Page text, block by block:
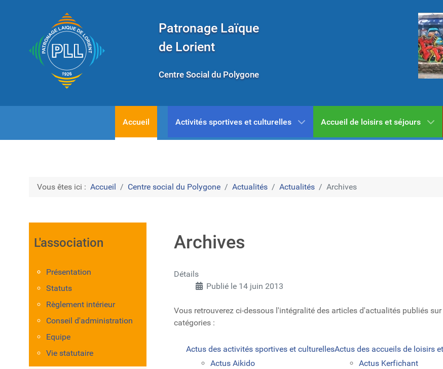
Patronage Laïque
de Lorient
Centre Social du Polygone
Accueil Activités sportives et culturelles Accueil de loisirs et séjours
Vous êtes ici : Accueil Centre social du Polygone Actualités Actualités Archives
L'association
Présentation
Statuts
Règlement intérieur
Conseil d'administration
Equipe
Vie statutaire
Archives
Détails
Publié le 14 juin 2013
Vous retrouverez ci-dessous l'intégralité des articles d'actualités publiés
catégories :
Actus des activités sportives et culturelles
Actus Aikido
Actus des accueils de loisirs
Actus Kerfichant